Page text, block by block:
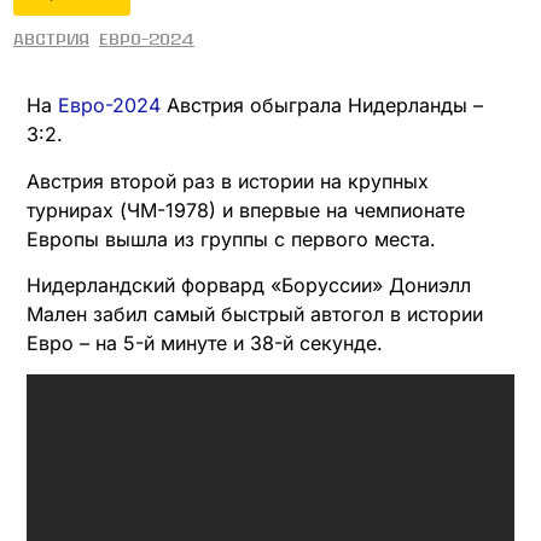
Австрия Евро-2024
На Евро-2024 Австрия обыграла Нидерланды –
3:2.
Австрия второй раз в истории на крупных
турнирах (ЧМ-1978) и впервые на чемпионате
Европы вышла из группы с первого места.
Нидерландский форвард «Боруссии» Дониэлл
Мален забил самый быстрый автогол в истории
Евро – на 5-й минуте и 38-й секунде.